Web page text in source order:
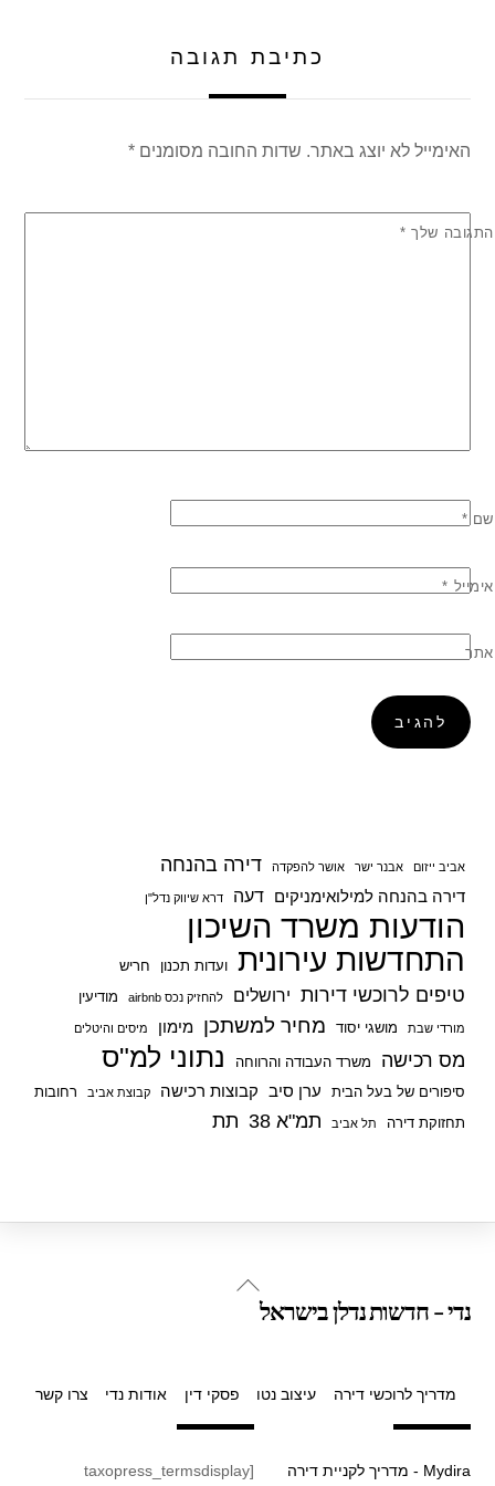
כתיבת תגובה
האימייל לא יוצג באתר. שדות החובה מסומנים*
התגובה שלך *
שם *
אימייל *
אתר
אביב ייזום אבנר ישר אושר להפקדה דירה בהנחה
דירה בהנחה למילואימניקים דעה דרא שיווק נדל"ן
הודעות משרד השיכון
התחדשות עירונית ועדות תכנון חריש
טיפים לרוכשי דירות ירושלים להחזיק נכס airbnb מודיעין
מורדי שבת מושגי יסוד מחיר למשתכן מימון מיסים והיטלים
מס רכישה משרד העבודה והרווחה נתוני למ"ס
סיפורים של בעל הבית ערן סיב קבוצות רכישה קבוצת אביב
רחובות
תחזוקת דירה
תל אביב תמ"א 38 תת
Back
נדי - חדשות נדלן בישראל
מדריך לרוכשי דירה עיצוב נטו פסקי דין אודות נדי צרו קשר
Mydira - מדריך לקניית דירה [taxopress_termsdisplay